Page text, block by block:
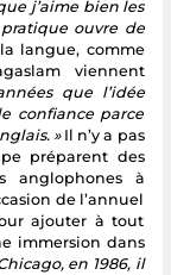
j’aime bien les
pratique ouvre de
langue, comme
viennent
que l’idée
confiance parce
» Il n’y a pas
préparent des
anglophones à
de l’annuel
ajouter à tout
immersion dans
en 1986, il